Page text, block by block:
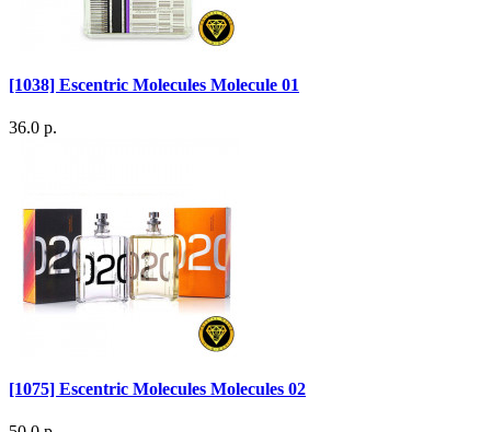
[1038] Escentric Molecules Molecule 01
36.0 р.
[1075] Escentric Molecules Molecules 02